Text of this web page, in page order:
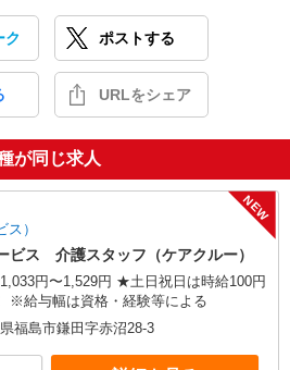
ク ポストする
URLをシェア
が同じ求人
）
NEW
ビス 介護スタッフ（ケアクルー）
〜1,529円 ★土日祝日は時給100円
※給与幅は資格・経験等による
福島市鎌田字赤沼28-3